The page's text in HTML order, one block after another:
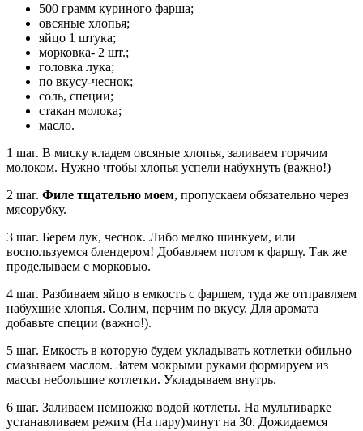
500 грамм куриного фарша;
овсяные хлопья;
яйцо 1 штука;
морковка- 2 шт.;
головка лука;
по вкусу-чеснок;
соль, специи;
стакан молока;
масло.
1 шаг. В миску кладем овсяные хлопья, заливаем горячим
молоком. Нужно чтобы хлопья успели набухнуть (важно!)
2 шаг. Филе тщательно моем, пропускаем обязательно через
мясорубку.
3 шаг. Берем лук, чеснок. Либо мелко шинкуем, или
воспользуемся блендером! Добавляем потом к фаршу. Так же
проделываем с морковью.
4 шаг. Разбиваем яйцо в емкость с фаршем, туда же отправляем
набухшие хлопья. Солим, перчим по вкусу. Для аромата
добавьте специи (важно!).
5 шаг. Емкость в которую будем укладывать котлетки обильно
смазываем маслом. Затем мокрыми руками формируем из
массы небольшие котлетки. Укладываем внутрь.
6 шаг. Заливаем немножко водой котлеты. На мультиварке
устанавливаем режим (На пару)минут на 30. Дожидаемся